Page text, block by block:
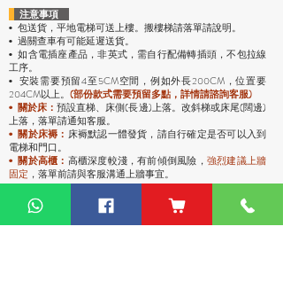
注意事項
• 包送貨，平地電梯可送上樓。搬樓梯請落單請說明。
• 過關查車有可能延遲送貨。
• 如含電插座產品，非英式，需自行配備轉插頭，不包拉線
工序。
• 安裝需要預留4至5CM空間，例如外長200CM，位置要
204CM以上。 (部份款式需要預留多點，詳情請諮詢客服)
•關於床：預設直梯、床側(長邊)上落。改斜梯或床尾(闊邊)
上落，落單請通知客服。
• 關於床褥： 床褥默認一體發貨，請自行確定是否可以入到
電梯和門口。
• 關於高櫃： 高櫃深度較淺，有前傾倒風險， 強烈建議上牆
固定 ，落單前請與客服溝通上牆事宜。
運費說明
• 包送貨
，貨品將會送到你的地址。